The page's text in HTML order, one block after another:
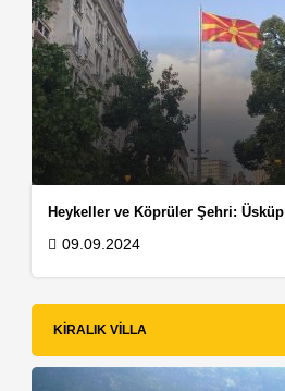
Heykeller ve Köprüler Şehri: Üsküp
09.09.2024
KIRALIK VILLA